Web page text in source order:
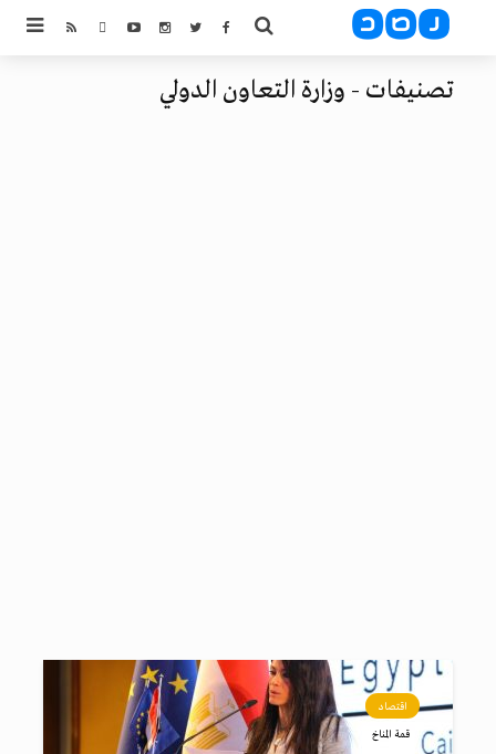
تصنيفات - وزارة التعاون الدولي
اقتصاد
قمة المناخ